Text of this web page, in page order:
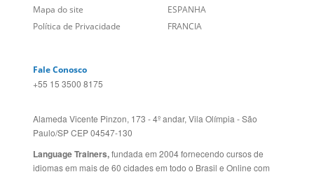
Site Corporativo
Sugestões
Mapa do site
REINO UNIDO E IRLANDA
AUSTRÁLIA E NOVA
Fale Conosco
+55 15 3500 8175